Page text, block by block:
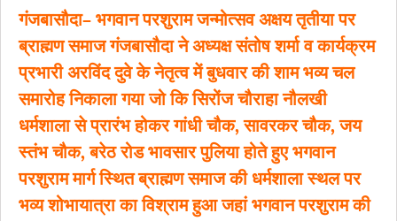
गंजबासौदा– भगवान परशुराम जन्मोत्सव अक्षय तृतीया पर
ब्राह्मण समाज गंजबासौदा ने अध्यक्ष संतोष शर्मा व कार्यक्रम
प्रभारी अरविंद दुवे के नेतृत्व में बुधवार की शाम भव्य चल
समारोह निकाला गया जो कि सिरोंज चौराहा नौलखी
धर्मशाला से प्रारंभ होकर गांधी चौक, सावरकर चौक, जय
स्तंभ चौक, बरेठ रोड भावसार पुलिया होते हुए भगवान
परशुराम मार्ग स्थित ब्राह्मण समाज की धर्मशाला स्थल पर
भव्य शोभायात्रा का विश्राम हुआ जहां भगवान परशुराम की